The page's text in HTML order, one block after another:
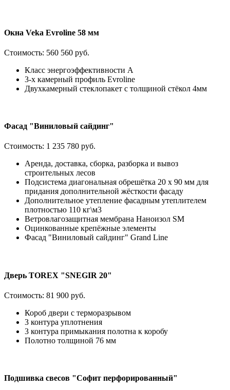
Окна Veka Evroline 58 мм
Стоимость: 560 560 руб.
Класс энергоэффективности А
3-х камерный профиль Evroline
Двухкамерный стеклопакет с толщиной стёкол 4мм
Фасад "Виниловый сайдинг"
Стоимость: 1 235 780 руб.
Аренда, доставка, сборка, разборка и вывоз
строительных лесов
Подсистема диагональная обрешётка 20 х 90 мм для
придания дополнительной жёсткости фасаду
Дополнительное утепление фасадным утеплителем
плотностью 110 кг\м3
Ветровлагозащитная мембрана Наноизол SM
Оцинкованные крепёжные элементы
Фасад "Виниловый сайдинг" Grand Line
Дверь TOREX "SNEGIR 20"
Стоимость: 81 900 руб.
Короб двери с терморазрывом
3 контура уплотнения
3 контура примыкания полотна к коробу
Полотно толщиной 76 мм
Подшивка свесов "Софит перфорированный"